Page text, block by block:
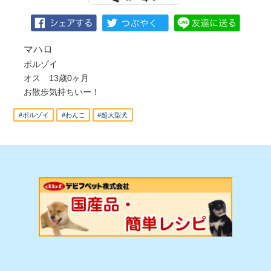
マハロ
ボルゾイ
オス 13歳0ヶ月
お散歩気持ちいー！
#ボルゾイ #わんこ #超大型犬